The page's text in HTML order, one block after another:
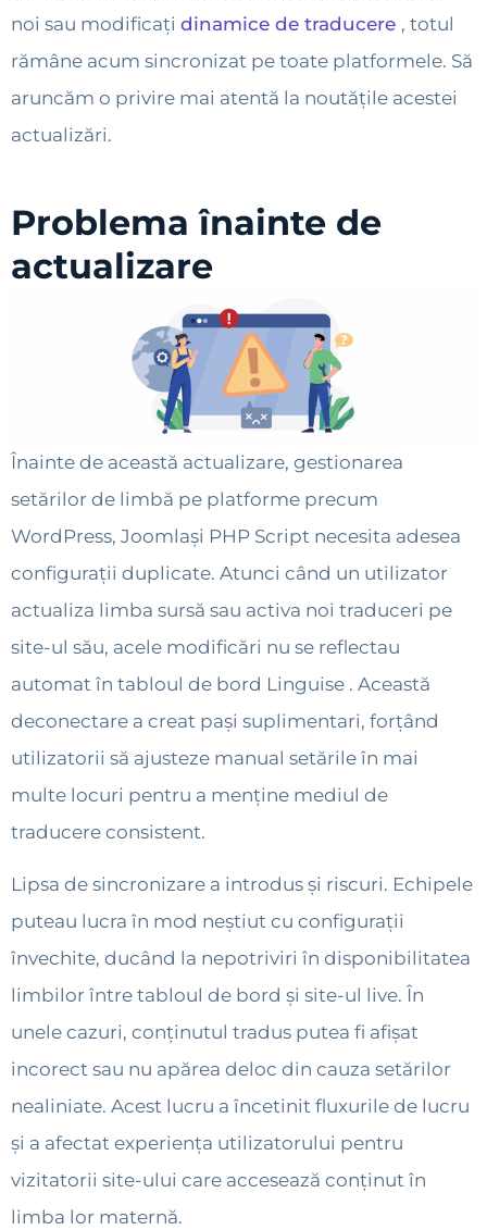
noi sau modificați dinamice de traducere , totul
rămâne acum sincronizat pe toate platformele. Să
aruncăm o privire mai atentă la noutățile acestei
actualizări.
Problema înainte de
actualizare
Înainte de această actualizare, gestionarea
setărilor de limbă pe platforme precum
WordPress, Joomlași PHP Script necesita adesea
configurații duplicate. Atunci când un utilizator
actualiza limba sursă sau activa noi traduceri pe
site-ul său, acele modificări nu se reflectau
automat în tabloul de bord Linguise . Această
deconectare a creat pași suplimentari, forțând
utilizatorii să ajusteze manual setările în mai
multe locuri pentru a menține mediul de
traducere consistent.
Lipsa de sincronizare a introdus și riscuri. Echipele
puteau lucra în mod neștiut cu configurații
învechite, ducând la nepotriviri în disponibilitatea
limbilor între tabloul de bord și site-ul live. În
unele cazuri, conținutul tradus putea fi afișat
incorect sau nu apărea deloc din cauza setărilor
nealiniate. Acest lucru a încetinit fluxurile de lucru
și a afectat experiența utilizatorului pentru
vizitatorii site-ului care accesează conținut în
limba lor maternă.